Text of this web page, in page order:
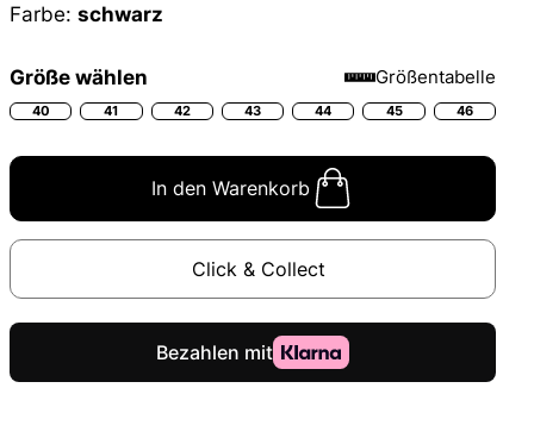
Farbe: schwarz
Größe wählen Größentabelle
40 41 42 43 44 45 46
In den Warenkorb
Click & Collect